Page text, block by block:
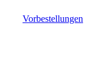
Vorbestellungen